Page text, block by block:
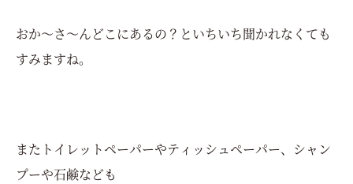
おか～さ～んどこにあるの？といちいち聞かれなくても
すみますね。
またトイレットペーパーやティッシュペーパー、シャン
プーや石鹸なども